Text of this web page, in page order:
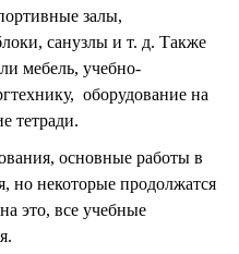
залы,
санузлы и т. д. Также
мебель, учебно-
оборудование на
тетради.
основные работы в
но некоторые продолжатся
это, все учебные